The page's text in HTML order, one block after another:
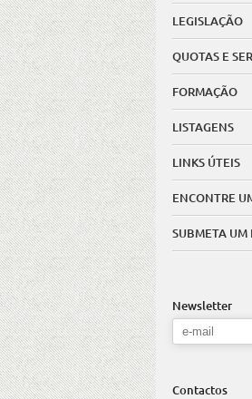
LEGISLAÇÃO
QUOTAS E
FORMAÇÃO
LISTAGENS
LINKS ÚTEIS
ENCONTRE
SUBMETA
Newsletter
Contactos